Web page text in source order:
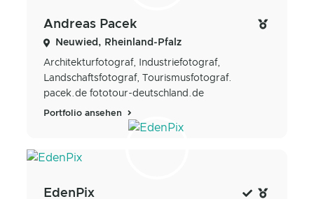
Andreas Pacek
Neuwied, Rheinland-Pfalz
Architekturfotograf, Industriefotograf,
Landschaftsfotograf, Tourismusfotograf.
pacek.de fototour-deutschland.de
Portfolio ansehen
EdenPix